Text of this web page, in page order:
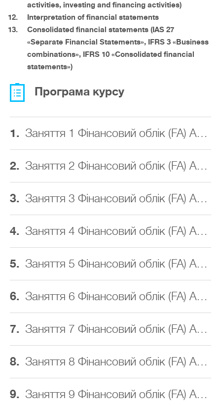
activities, investing and financing activities)
Interpretation of financial statements
Consolidated financial statements (IAS 27
«Separate Financial Statements», IFRS 3 «Business
combinations», IFRS 10 «Consolidated financial
statements»)
Програма курсу
1. Заняття 1 Фінансовий облік (FA) ACCA
2. Заняття 2 Фінансовий облік (FA) ACCA
3. Заняття 3 Фінансовий облік (FA) ACCA
4. Заняття 4 Фінансовий облік (FA) ACCA
5. Заняття 5 Фінансовий облік (FA) ACCA
6. Заняття 6 Фінансовий облік (FA) ACCA
7. Заняття 7 Фінансовий облік (FA) ACCA
8. Заняття 8 Фінансовий облік (FA) ACCA
9. Заняття 9 Фінансовий облік (FA) ACCA